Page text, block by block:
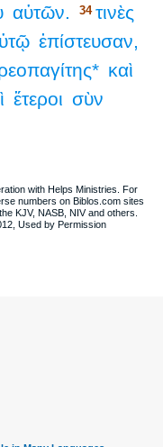
αὐτῶν. 34 τινὲς
ἐπίστευσαν,
καὶ
ἕτεροι σὺν
with Helps Ministries. For
numbers on Biblos.com sites
KJV, NASB, NIV and others.
Used by Permission